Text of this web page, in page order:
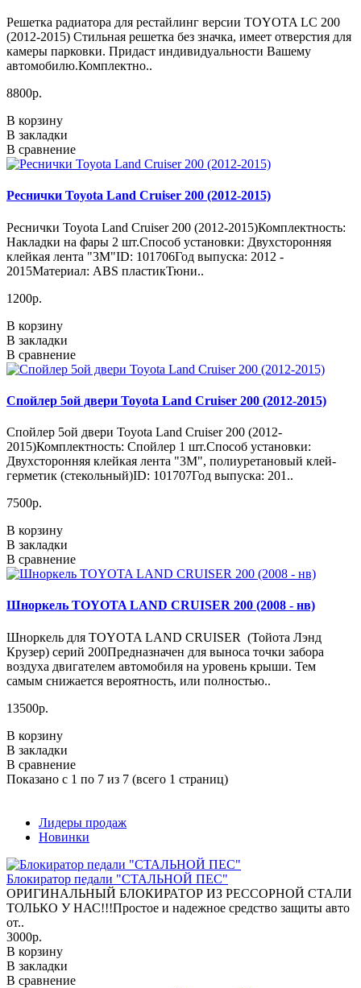
Решетка радиатора для рестайлинг версии TOYOTA LC 200
(2012-2015) Стильная решетка без значка, имеет отверстия для
камеры парковки. Придаст индивидуальности Вашему
автомобилю.Комплектно..
8800р.
В корзину
В закладки
В сравнение
Реснички Toyota Land Cruiser 200 (2012-2015)
Реснички Toyota Land Cruiser 200 (2012-2015)Комплектность:
Накладки на фары 2 шт.Способ установки: Двухсторонняя
клейкая лента "3М"ID: 101706Год выпуска: 2012 -
2015Материал: ABS пластикТюни..
1200р.
В корзину
В закладки
В сравнение
Спойлер 5ой двери Toyota Land Cruiser 200 (2012-2015)
Спойлер 5ой двери Toyota Land Cruiser 200 (2012-
2015)Комплектность: Спойлер 1 шт.Способ установки:
Двухсторонняя клейкая лента "3М", полиуретановый клей-
герметик (стекольный)ID: 101707Год выпуска: 201..
7500р.
В корзину
В закладки
В сравнение
Шноркель TOYOTA LAND CRUISER 200 (2008 - нв)
Шноркель для TOYOTA LAND CRUISER (Тойота Лэнд
Крузер) серий 200Предназначен для выноса точки забора
воздуха двигателем автомобиля на уровень крыши. Тем
самым снижается вероятность, или полностью..
13500р.
В корзину
В закладки
В сравнение
Показано с 1 по 7 из 7 (всего 1 страниц)
Лидеры продаж
Новинки
Блокиратор педали "СТАЛЬНОЙ ПЕС"
ОРИГИНАЛЬНЫЙ БЛОКИРАТОР ИЗ РЕССОРНОЙ СТАЛИ
ТОЛЬКО У НАС!!!Простое и надежное средство защиты авто
от..
3000р.
В корзину
В закладки
В сравнение